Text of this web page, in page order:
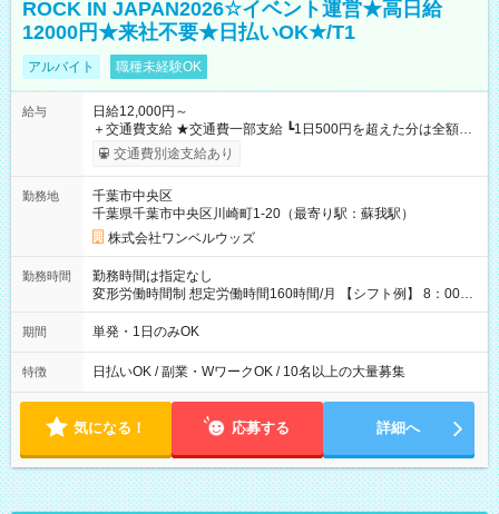
ROCK IN JAPAN2026☆イベント運営★高日給
12000円★来社不要★日払いOK★/T1
アルバイト 職種未経験OK
給与
日給12,000円～
＋交通費支給 ★交通費一部支給 ┗1日500円を超えた分は全額支
給！ ※往復500円以内の方は自己負担となります ★日払いOK！
（規定あり） ┗働いたその日に現金GET♪ お仕事後はコンビニ
なし
交通費別途支給あり
勤務地
千葉市中央区
千葉県千葉市中央区川崎町1-20（最寄り駅：蘇我駅）
株式会社ワンベルウッズ
勤務時間
勤務時間は指定なし
変形労働時間制 想定労働時間160時間/月 【シフト例】 8：00～
17：00 9：00～19：00 10：00～20：00 10：30～19：30
期間 単発・1日のみOK
特徴 日払いOK / 副業・WワークOK / 10名以上の大量募集
気になる！ 応募する 詳細へ